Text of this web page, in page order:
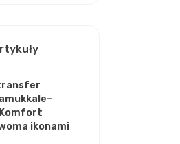
Komfort
ikonami